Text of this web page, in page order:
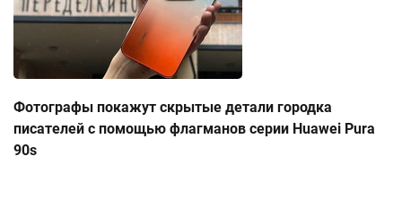
Фотографы покажут скрытые детали городка
писателей с помощью флагманов серии Huawei Pura
90s